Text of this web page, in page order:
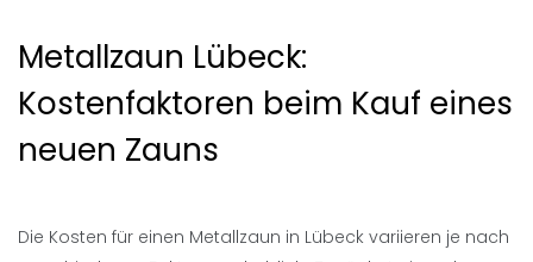
Metallzaun Lübeck:
Kostenfaktoren beim Kauf eines
neuen Zauns
Die Kosten für einen Metallzaun in Lübeck variieren je nach